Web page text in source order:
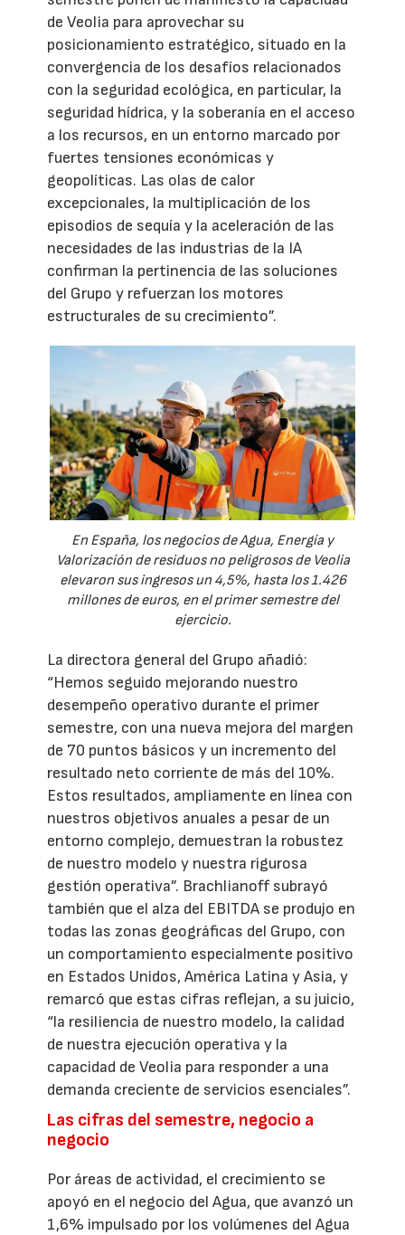
de Veolia para aprovechar su
posicionamiento estratégico, situado en la
convergencia de los desafíos relacionados
con la seguridad ecológica, en particular, la
seguridad hídrica, y la soberanía en el acceso
a los recursos, en un entorno marcado por
fuertes tensiones económicas y
geopolíticas. Las olas de calor
excepcionales, la multiplicación de los
episodios de sequía y la aceleración de las
necesidades de las industrias de la IA
confirman la pertinencia de las soluciones
del Grupo y refuerzan los motores
estructurales de su crecimiento”.
En España, los negocios de Agua, Energía y
Valorización de residuos no peligrosos de Veolia
elevaron sus ingresos un 4,5%, hasta los 1.426
millones de euros, en el primer semestre del
ejercicio.
La directora general del Grupo añadió:
“Hemos seguido mejorando nuestro
desempeño operativo durante el primer
semestre, con una nueva mejora del margen
de 70 puntos básicos y un incremento del
resultado neto corriente de más del 10%.
Estos resultados, ampliamente en línea con
nuestros objetivos anuales a pesar de un
entorno complejo, demuestran la robustez
de nuestro modelo y nuestra rigurosa
gestión operativa”. Brachlianoff subrayó
también que el alza del EBITDA se produjo en
todas las zonas geográficas del Grupo, con
un comportamiento especialmente positivo
en Estados Unidos, América Latina y Asia, y
remarcó que estas cifras reflejan, a su juicio,
“la resiliencia de nuestro modelo, la calidad
de nuestra ejecución operativa y la
capacidad de Veolia para responder a una
demanda creciente de servicios esenciales”.
Las cifras del semestre, negocio a
negocio
Por áreas de actividad, el crecimiento se
apoyó en el negocio del Agua, que avanzó un
1,6% impulsado por los volúmenes del Agua